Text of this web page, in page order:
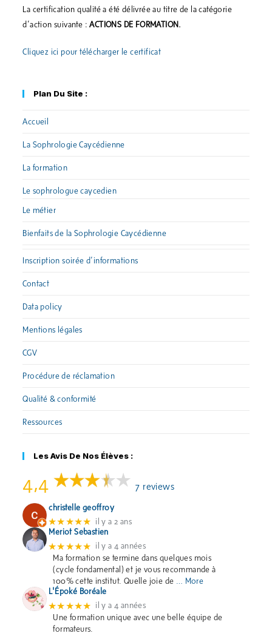
La certification qualité a été délivrée au titre de la catégorie
d’action suivante :ACTIONS DE FORMATION.
Cliquez ici pour télécharger le certificat
Plan Du Site :
Accueil
La Sophrologie Caycédienne
La formation
Le sophrologue caycedien
Le métier
Bienfaits de la Sophrologie Caycédienne
Inscription soirée d’informations
Contact
Data policy
Mentions légales
CGV
Procédure de réclamation
Qualité & conformité
Ressources
Les Avis De Nos Élèves :
4,4 7 reviews
christelle geoffroy
★★★★★ il y a 2 ans
Meriot Sebastien
★★★★★ il y a 4 années
Ma formation se termine dans quelques mois
(cycle fondamental) et je vous recommande à
100% cette institut. Quelle joie de
… More
L'Époké Boréale
★★★★★ il y a 4 années
Une formation unique avec une belle équipe de
formateurs.